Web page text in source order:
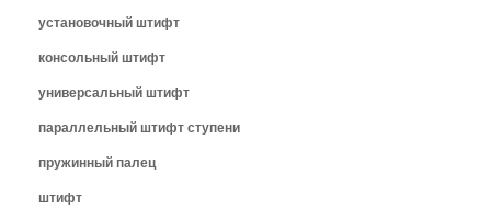
установочный штифт
консольный штифт
универсальный штифт
параллельный штифт ступени
пружинный палец
штифт